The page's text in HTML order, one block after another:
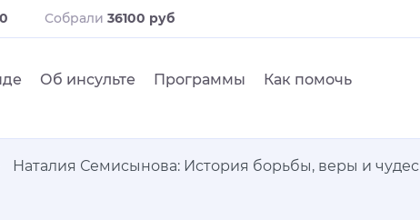
Собрали 36100 руб
Об инсульте Программы Как помочь
Наталия Семисынова: История борьбы, веры и чудес